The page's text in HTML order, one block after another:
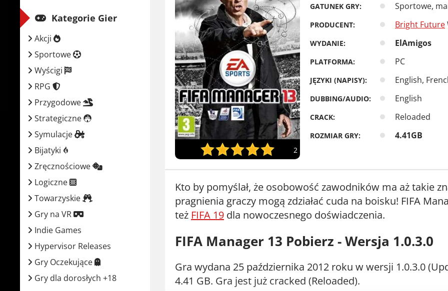
2
GATUNEK GRY: Sportowe,
PRODUCENT: Bright Future
WYDANIE: ElAmigos
PLATFORMA: PC
JĘZYKI (NAPISY): English,
DUBBING/AUDIO: English
CRACK: Reloaded
ROZMIAR GRY: 4.41GB
Kto by pomyślał, że osobowość zawodników ma aż takie
pragnienia graczy mogą zdziałać cuda na boisku! FIFA
też FIFA 19 dla nowoczesnego doświadczenia.
FIFA Manager 13 Pobierz - Wersja 1.0.3.0
Gra wydana 25 października 2012 roku w wersji 1.0.3.0
4.41 GB. Gra jest już cracked (Reloaded).
Kategorie Gier
Akcji
Sportowe
Wyścigi
RPG
Przygodowe
Strategiczne
Symulacje
Bijatyki
Zręcznościowe
Logiczne
Towarzyskie
Gry na VR
Indie Games
Hypervisor Releases
Gry Oczekujące
Gry dla dorosłych +18